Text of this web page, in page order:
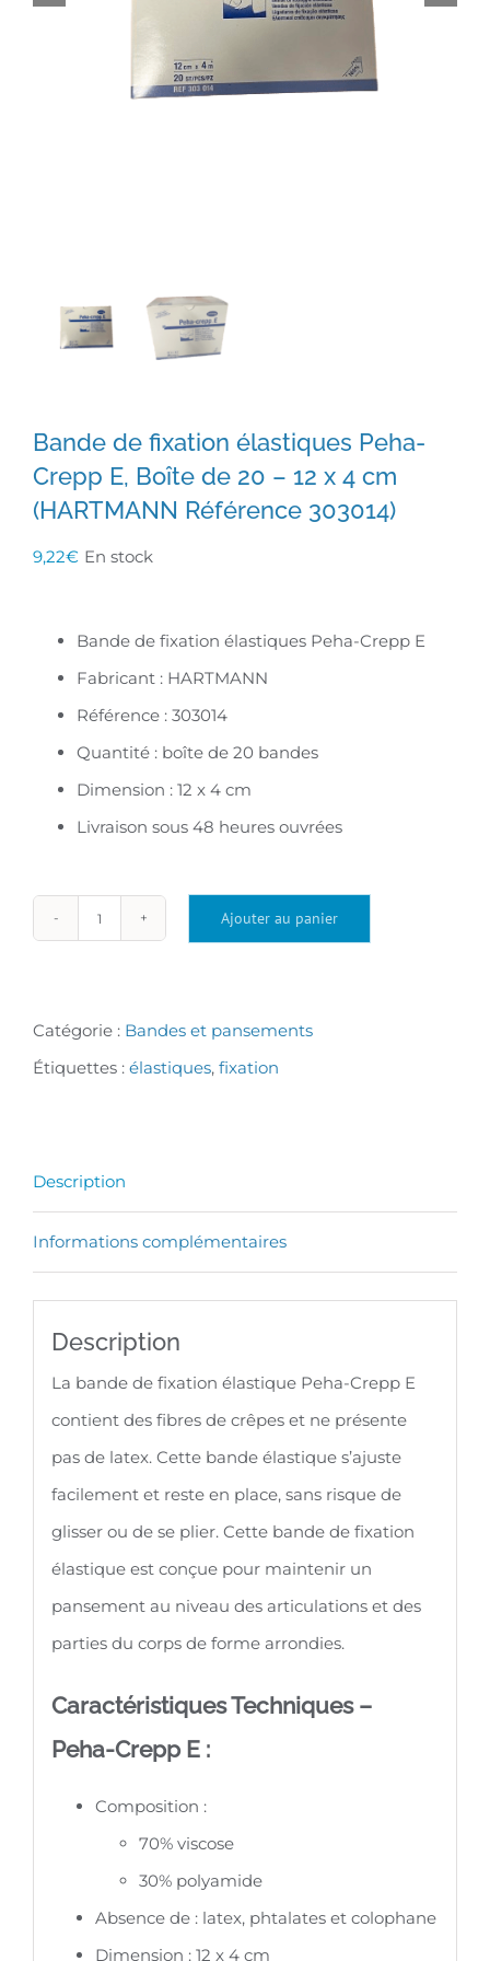
Bande de fixation élastiques Peha-
Crepp E, Boîte de 20 – 12 x 4 cm
(HARTMANN Référence 303014)
9,22€ En stock
Bande de fixation élastiques Peha-Crepp E
Fabricant : HARTMANN
Référence : 303014
Quantité : boîte de 20 bandes
Dimension : 12 x 4 cm
Livraison sous 48 heures ouvrées
quantité
E,
Boîte
de
20
-
12
x
4
cm
(HARTMANN
Référence
303014)
Ajouter au panier
Catégorie : Bandes et pansements
Étiquettes : élastiques, fixation
Description
Informations complémentaires
Description
La bande de fixation élastique Peha-Crepp E
contient des fibres de crêpes et ne présente
pas de latex. Cette bande élastique s’ajuste
facilement et reste en place, sans risque de
glisser ou de se plier. Cette bande de fixation
élastique est conçue pour maintenir un
pansement au niveau des articulations et des
parties du corps de forme arrondies.
Caractéristiques Techniques –
Peha-Crepp E :
Composition :
70% viscose
30% polyamide
Absence de : latex, phtalates et colophane
Dimension : 12 x 4 cm